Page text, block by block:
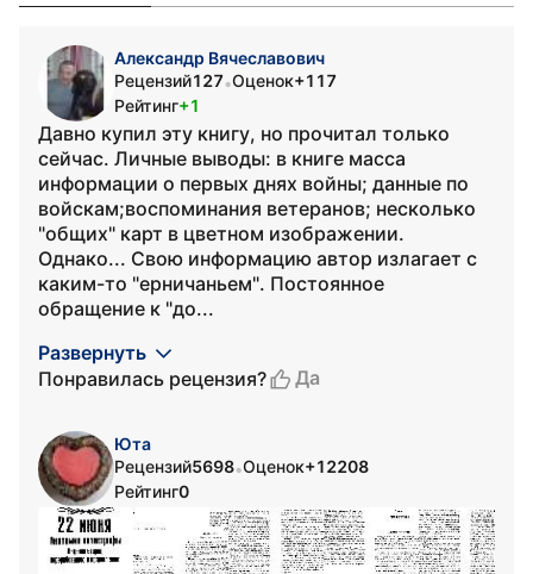
Александр Вячеславович
Рецензий127•Оценок+117
Рейтинг+1
Давно купил эту книгу, но прочитал только
сейчас. Личные выводы: в книге масса
информации о первых днях войны; данные по
войскам;воспоминания ветеранов; несколько
"общих" карт в цветном изображении.
Однако... Свою информацию автор излагает с
каким-то "ерничаньем". Постоянное
обращение к "до...
Развернуть
Понравилась рецензия?
Да
Юта
Рецензий5698•Оценок+12208
Рейтинг0